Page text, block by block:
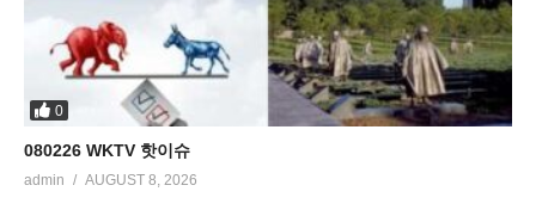
0
080226 WKTV 핫이슈
admin AUGUST 8, 2026